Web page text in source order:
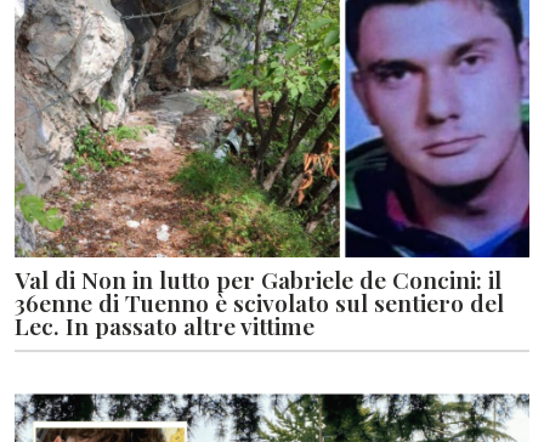
Val di Non in lutto per Gabriele de Concini: il
36enne di Tuenno è scivolato sul sentiero del
Lec. In passato altre vittime